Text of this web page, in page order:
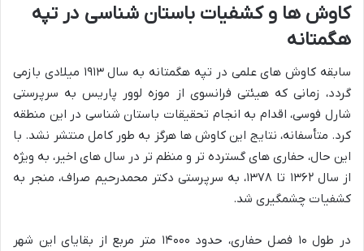
کاوش ها و کشفیات باستان شناسی در تپه
هگمتانه
سابقه کاوش های علمی در تپه هگمتانه به سال ۱۹۱۳ میلادی بازمی
گردد، زمانی که هیئتی فرانسوی از موزه لوور پاریس به سرپرستی
شارل فوسی، اقدام به انجام تحقیقات باستان شناسی در این منطقه
کرد. متأسفانه، نتایج این کاوش ها هرگز به طور کامل منتشر نشد. با
این حال، حفاری های گسترده تر و منظم تر در سال های اخیر، به ویژه
از سال ۱۳۶۲ تا ۱۳۷۸، به سرپرستی دکتر محمدرحیم صراف، منجر به
کشفیات چشمگیری شد.
در طول ۱۰ فصل حفاری، حدود ۱۴۰۰۰ متر مربع از بقایای این شهر